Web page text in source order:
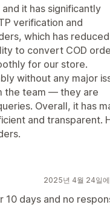
it has significantly
verification and
which has
to convert COD
for our store.
without any major
the team — they are
Overall, it has
and transparent.
2025년 4월 24일에
days and no